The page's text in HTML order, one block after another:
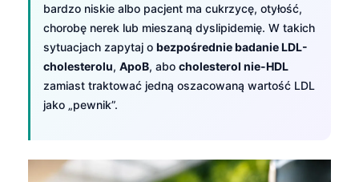
bardzo niskie albo pacjent ma cukrzycę, otyłość,
chorobę nerek lub mieszaną dyslipidemię. W takich
sytuacjach zapytaj o bezpośrednie badanie LDL-
cholesterolu, ApoB, abo cholesterol nie-HDL
zamiast traktować jedną oszacowaną wartość LDL
jako „pewnik”.